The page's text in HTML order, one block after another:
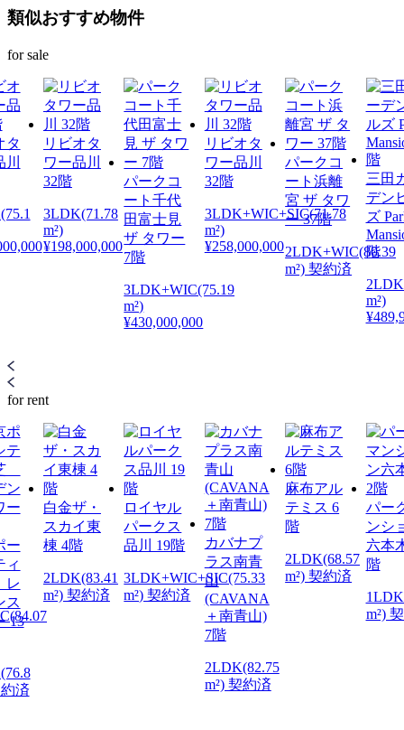
類似おすすめ物件
for sale
タ
リビオタ
ワー品川
32階
3LDK(71.78
m²)
¥198,000,000
パークコ
ート千代
田富士見
ザ タワー
7階
3LDK+WIC(75.19
m²)
¥430,000,000
リビオタ
ワー品川
32階
3LDK+WIC+SIC(71.78
m²)
¥258,000,000
パークコ
ート浜離
宮 ザ タワ
ー 37階
2LDK+WIC(80.39
m²) 契約済
三田
デン
ズ
階
m²)
for rent
ー
ィ
ス
13
済
白金ザ・
スカイ東
棟 4階
2LDK(83.41
m²) 契約済
ロイヤル
パークス
品川 19階
3LDK+WIC+SIC(75.33
m²) 契約済
カバナプ
ラス南青
山
(CAVANA
＋南青山)
7階
2LDK(82.75
m²) 契約済
麻布アル
テミス 6
階
2LDK(68.57
m²) 契約済
パー
ンシ
六本
階
m²)